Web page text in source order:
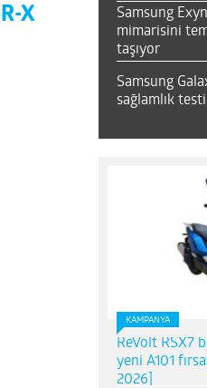
X
Samsung
mimarisini
taşıyor
Samsung
sağlamlık
KAMPANYA
ReVolt RSX7
yeni A101
2026]